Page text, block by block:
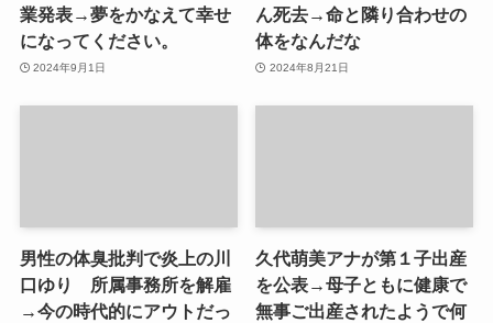
業発表→夢をかなえて幸せ
になってください。
2024年9月1日
ん死去→命と隣り合わせの
体をなんだな
2024年8月21日
男性の体臭批判で炎上の川
口ゆり 所属事務所を解雇
→今の時代的にアウトだっ
久代萌美アナが第１子出産
を公表→母子ともに健康で
無事ご出産されたようで何